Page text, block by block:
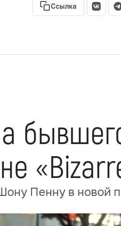
Ссылка
Пенну в новой